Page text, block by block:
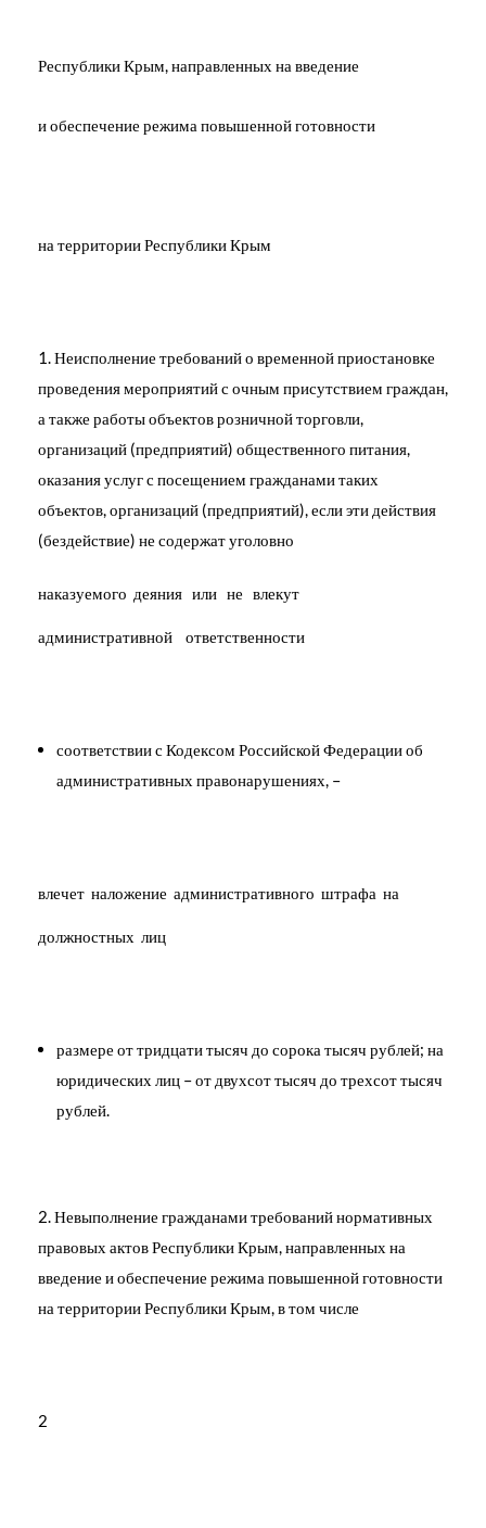
Республики Крым, направленных на введение
и обеспечение режима повышенной готовности
на территории Республики Крым
Неисполнение требований о временной приостановке
проведения мероприятий с очным присутствием граждан,
а также работы объектов розничной торговли,
организаций (предприятий) общественного питания,
оказания услуг с посещением гражданами таких
объектов, организаций (предприятий), если эти действия
(бездействие) не содержат уголовно
наказуемого деяния или не влекут
административной ответственности
соответствии с Кодексом Российской Федерации об
административных правонарушениях, –
влечет наложение административного штрафа на
должностных лиц
размере от тридцати тысяч до сорока тысяч рублей; на
юридических лиц – от двухсот тысяч до трехсот тысяч
рублей.
Невыполнение гражданами требований нормативных
правовых актов Республики Крым, направленных на
введение и обеспечение режима повышенной готовности
на территории Республики Крым, в том числе
2